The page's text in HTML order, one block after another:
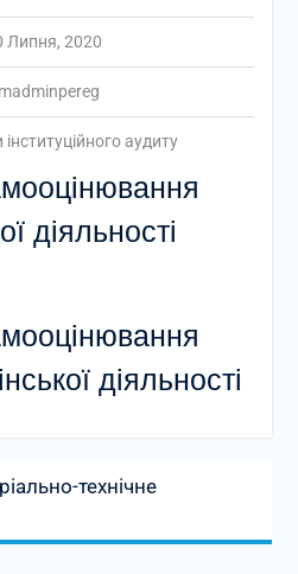
Липня, 2020
аудиту
діяльності
діяльності
технічне